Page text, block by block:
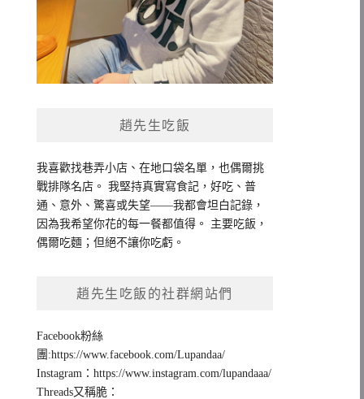
趙先生吃飯
我喜歡找巷弄小店、在地口袋名單，也偶爾挑
戰排隊名店。 我堅持真實寫食記，好吃、普
通、意外、驚喜或失望——我都會坦白記錄，
因為我希望你花的每一餐都值得。 主要吃飯，
偶爾吃麵；但絕不讓你吃虧。
趙先生吃飯的社群網站們
Facebook粉絲
團:https://www.facebook.com/Lupandaa/
Instagram：https://www.instagram.com/lupandaaa/
Threads又稱脆：